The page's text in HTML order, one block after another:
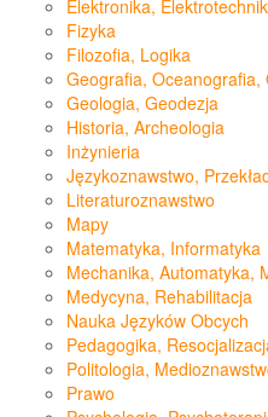
Elektronika,
Fizyka
Filozofia, Logika
Geografia, Oceanografia,
Geologia, Geodezja
Historia, Archeologia
Inżynieria
Językoznawstwo,
Literaturoznawstwo
Mapy
Matematyka, Informatyka
Mechanika, Automatyka,
Medycyna, Rehabilitacja
Nauka Języków Obcych
Pedagogika,
Politologia,
Prawo